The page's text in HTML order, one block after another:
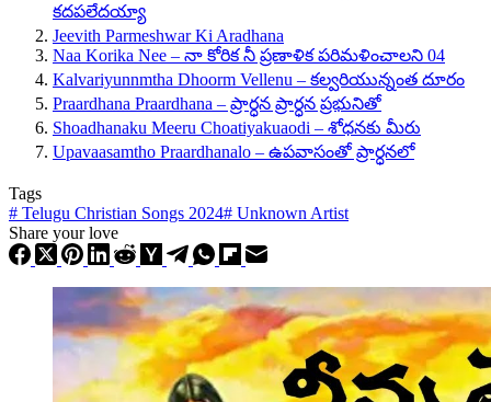
కదపలేదయ్యా
Jeevith Parmeshwar Ki Aradhana
Naa Korika Nee – నా కోరిక నీ ప్రణాళిక పరిమళించాలని 04
Kalvariyunnmtha Dhoorm Vellenu – కల్వరియున్నంత దూరం
Praardhana Praardhana – ప్రార్ధన ప్రార్ధన ప్రభునితో
Shoadhanaku Meeru Choatiyakuaodi – శోధనకు మీరు
Upavaasamtho Praardhanalo – ఉపవాసంతో ప్రార్ధనలో
Tags
# Telugu Christian Songs 2024# Unknown Artist
Share your love